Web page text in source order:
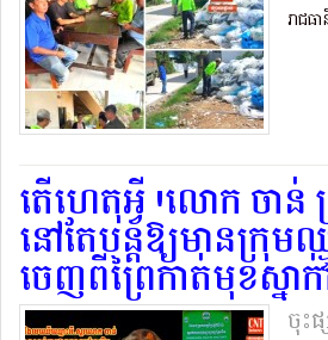
រាជធ
តើហេតុអ្វី.!លោក ចាន់
នៅតែបន្តឱ្យមានក្រុ
ចេញពីព្រៃកាត់មុខស្នា
ចុះ